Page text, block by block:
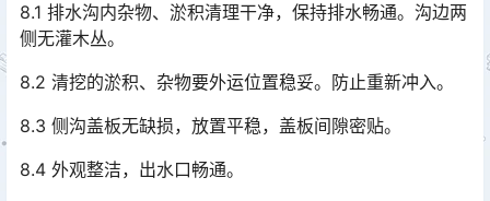
8.1 排水沟内杂物、淤积清理干净，保持排水畅通。沟边两
侧无灌木丛。
8.2 清挖的淤积、杂物要外运位置稳妥。防止重新冲入。
8.3 侧沟盖板无缺损，放置平稳，盖板间隙密贴。
8.4 外观整洁，出水口畅通。